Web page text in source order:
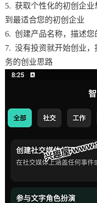
5. 获取个性化的初创企
到最适合您的初创企业
6. 创建产品名称，描述
7. 没有投资就开始创业
务的创业思路